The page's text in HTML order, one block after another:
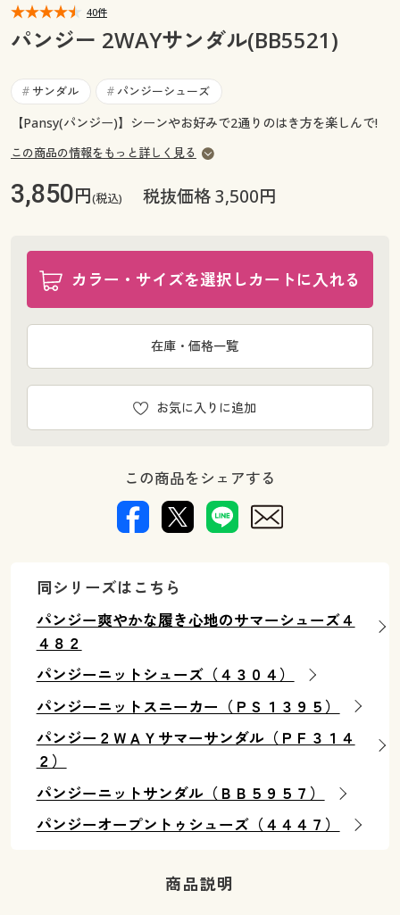
マイページ
お気に入り
サポート
ご利用ガイド
よくある質問とお問い合わせ
閲覧履歴
サポート
ご利用ガイド
よくある質問とお問い合わせ
40件
パンジー 2WAYサンダル(BB5521)
# サンダル # パンジーシューズ
【Pansy(パンジー)】シーンやお好みで2通りのはき方を楽しんで!
この商品の情報をもっと詳しく見る
3,850円(税込) 税抜価格 3,500円
カラー・サイズを選択しカートに入れる
お気に入りに追加
在庫・価格一覧
この商品をシェアする
同シリーズはこちら
パンジー爽やかな履き心地のサマーシューズ４
４８２
パンジーニットシューズ（４３０４）
パンジーニットスニーカー（ＰＳ１３９５）
パンジー２ＷＡＹサマーサンダル（ＰＦ３１４
２）
パンジーニットサンダル（ＢＢ５９５７）
パンジーオープントゥシューズ（４４４７）
商品説明